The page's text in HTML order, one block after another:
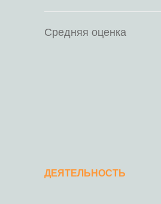
Средняя оценка
ДЕЯТЕЛЬНОСТЬ